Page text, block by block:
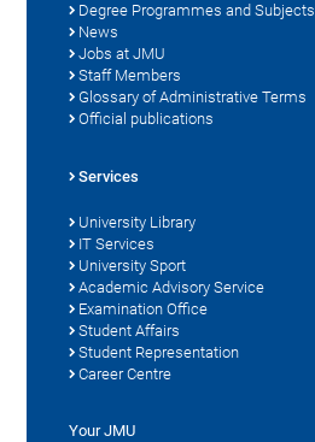
Degree Programmes and Subjects
News
Jobs at JMU
Staff Members
Glossary of Administrative Terms
Official publications
Services
University Library
IT Services
University Sport
Academic Advisory Service
Examination Office
Student Affairs
Student Representation
Career Centre
Your JMU